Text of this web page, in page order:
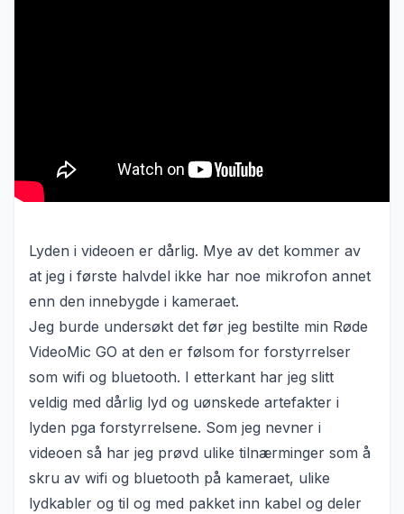
bakgrunnen og pakker opp den nye
mikrofonen.
Lyden i videoen er dårlig. Mye av det kommer av
at jeg i første halvdel ikke har noe mikrofon annet
enn den innebygde i kameraet.
Jeg burde undersøkt det før jeg bestilte min Røde
VideoMic GO at den er følsom for forstyrrelser
som wifi og bluetooth. I etterkant har jeg slitt
veldig med dårlig lyd og uønskede artefakter i
lyden pga forstyrrelsene. Som jeg nevner i
videoen så har jeg prøvd ulike tilnærminger som å
skru av wifi og bluetooth på kameraet, ulike
lydkabler og til og med pakket inn kabel og deler